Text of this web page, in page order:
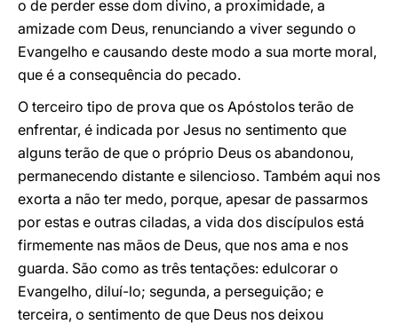
o de perder esse dom divino, a proximidade, a
amizade com Deus, renunciando a viver segundo o
Evangelho e causando deste modo a sua morte moral,
que é a consequência do pecado.
O terceiro tipo de prova que os Apóstolos terão de
enfrentar, é indicada por Jesus no sentimento que
alguns terão de que o próprio Deus os abandonou,
permanecendo distante e silencioso. Também aqui nos
exorta a não ter medo, porque, apesar de passarmos
por estas e outras ciladas, a vida dos discípulos está
firmemente nas mãos de Deus, que nos ama e nos
guarda. São como as três tentações: edulcorar o
Evangelho, diluí-lo; segunda, a perseguição; e
terceira, o sentimento de que Deus nos deixou